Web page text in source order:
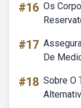
#16 Os
#17
De
#18 Sobre O